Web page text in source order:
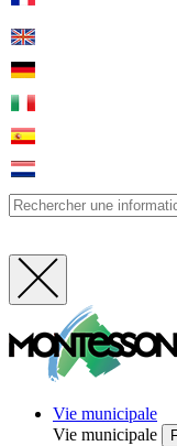
Fermer
recherche
Vie municipale
Vie municipale